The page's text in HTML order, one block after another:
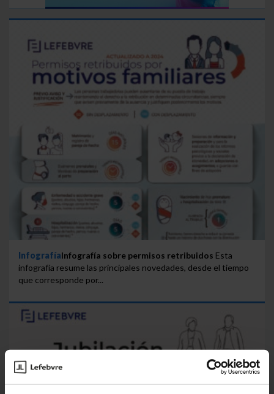
InfografíaInfografía sobre permisos retribuidos Esta
infografía resume las principales novedades, desde el tiempo
que corresponde por...